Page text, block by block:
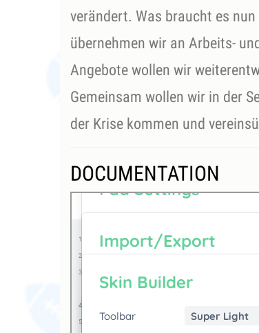
verändert. Was braucht es
übernehmen wir an Arbeits-
Angebote wollen wir
Gemeinsam wollen wir in der
der Krise kommen und
DOCUMENTATION